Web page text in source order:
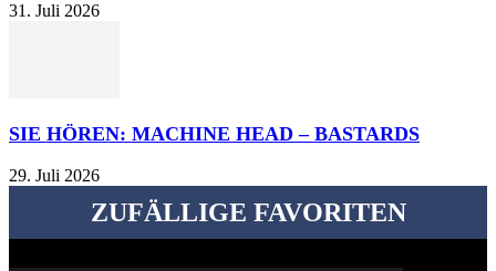
31. Juli 2026
SIE HÖREN: MACHINE HEAD – BASTARDS
29. Juli 2026
ZUFÄLLIGE FAVORITEN